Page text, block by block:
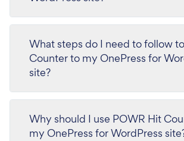
What steps do I need to follow
Counter to my OnePress for
site?
Why should I use POWR Hit
my OnePress for WordPress